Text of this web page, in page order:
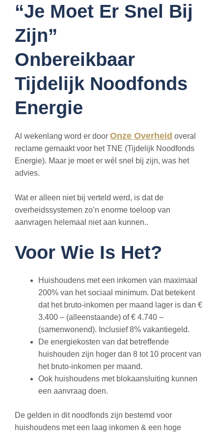
“Je Moet Er Snel Bij
Zijn”
Onbereikbaar
Tijdelijk Noodfonds
Energie
Al wekenlang word er door Onze Overheid overal
reclame gemaakt voor het TNE (Tijdelijk Noodfonds
Energie). Maar je moet er wél snel bij zijn, was het
advies.
Wat er alleen niet bij verteld werd, is dat de
overheidssystemen zo’n enorme toeloop van
aanvragen helemaal niet aan kunnen..
Voor Wie Is Het?
Huishoudens met een inkomen van maximaal
200% van het sociaal minimum. Dat betekent
dat het bruto-inkomen per maand lager is dan €
3.400 – (alleenstaande) of € 4.740 –
(samenwonend). Inclusief 8% vakantiegeld.
De energiekosten van dat betreffende
huishouden zijn hoger dan 8 tot 10 procent van
het bruto-inkomen per maand.
Ook huishoudens met blokaansluiting kunnen
een aanvraag doen.
De gelden in dit noodfonds zijn bestemd voor
huishoudens met een laag inkomen & een hoge